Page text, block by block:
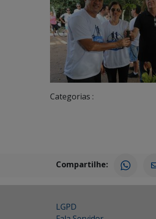
Categorias :
Compartilhe:
LGPD